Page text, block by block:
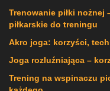
Trenowanie piłki nożnej
piłkarskie do treningu
Akro joga: korzyści,
Joga rozluźniająca –
Trening na wspinaczu